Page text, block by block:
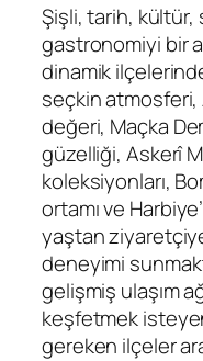
Şişli, tarih, kültür,
gastronomiyi bir
dinamik
seçkin atmosferi,
değeri, Maçka
güzelliği, Askerî
koleksiyonları,
ortamı ve
yaştan
deneyimi
gelişmiş ulaşım
keşfetmek
gereken ilçeler